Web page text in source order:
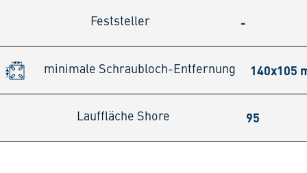
Feststeller -
minimale Schraubloch-Entfernung 140x105
Lauffläche Shore 95